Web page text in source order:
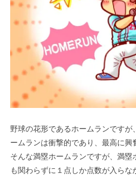
野球の花形であるホームランですが
ームランは衝撃的であり、最高に興
そんな満塁ホームランですが、満塁
も関わらずに１点しか点数が入ら